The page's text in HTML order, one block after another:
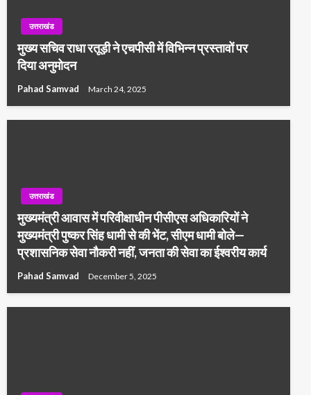
उत्तराखंड
मुख्य सचिव राधा रतूड़ी ने एचपीसी में विभिन्न प्रस्तावों पर
दिया अनुमोदन
Pahad Samvad March 24, 2025
उत्तराखंड
मुख्यमंत्री आवास में परिवीक्षाधीन पीसीएस अधिकारियों ने
मुख्यमंत्री पुष्कर सिंह धामी से की भेंट, सीएम धामी बोले—
प्रशासनिक सेवा नौकरी नहीं, जनता की सेवा का ईश्वरीय कार्य
Pahad Samvad December 5, 2025